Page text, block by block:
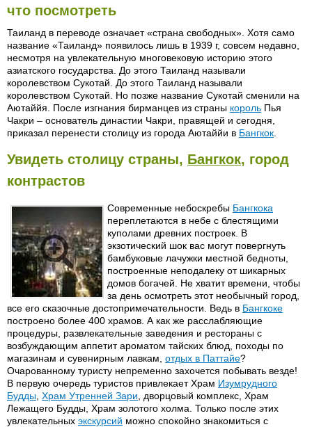
что посмотреть
Таиланд в переводе означает «страна свободных». Хотя само
название «Таиланд» появилось лишь в 1939 г, совсем недавно,
несмотря на увлекательную многовековую историю этого
азиатского государства. До этого Таиланд называли
королевством Сукотай. До этого Таиланд называли
королевством Сукотай. Но позже название Сукотай сменили на
Аютаййя. После изгнания бирманцев из страны король Пья
Чакри – основатель династии Чакри, правящей и сегодня,
приказал перенести столицу из города Аютаййи в Бангкок
Увидеть столицу страны, Бангкок, город
контрастов
Современные небоскребы Бангкока
переплетаются в небе с блестящими
куполами древних построек. В
экзотический шок вас могут повергнуть
бамбуковые лачужки местной бедноты,
построенные неподалеку от шикарных
домов богачей. Не хватит времени, чтобы
за день осмотреть этот необычный город,
все его сказочные достопримечательности. Ведь в Бангкоке
построено более 400 храмов. А как же расслабляющие
процедуры, развлекательные заведения и рестораны с
возбуждающим аппетит ароматом тайских блюд, походы по
магазинам и сувенирным лавкам, отдых в Паттайе?
Очарованному туристу непременно захочется побывать везде!
В первую очередь туристов привлекает Храм Изумрудного
Будды Храм Утренней Зари , дворцовый комплекс, Храм
Лежащего Будды, Храм золотого холма. Только после этих
увлекательных экскурсий можно спокойно знакомиться с